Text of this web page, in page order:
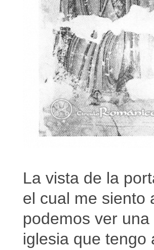
La vista de la
el cual me siento
podemos ver
iglesia que tengo